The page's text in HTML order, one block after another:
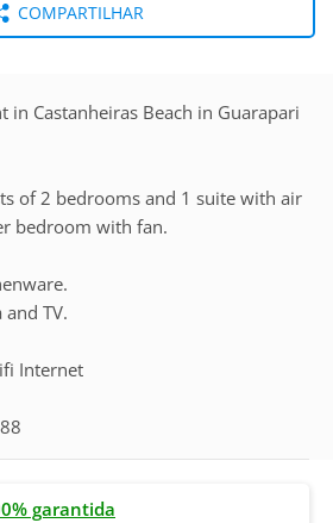
COMPARTILHAR
in Castanheiras Beach in Guarapari
of 2 bedrooms and 1 suite with air
bedroom with fan.
TV.
Internet
garantida